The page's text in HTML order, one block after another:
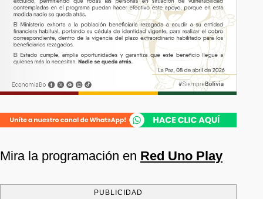
Mira la programación en Red Uno Play
PUBLICIDAD